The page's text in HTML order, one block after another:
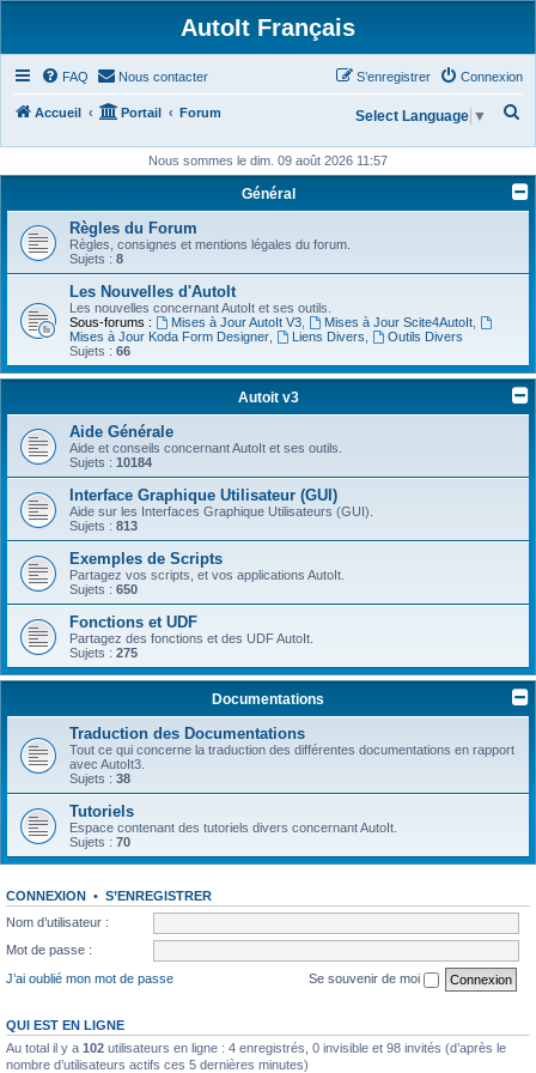
AutoIt Français
FAQ Nous contacter Connexion
S’enregistrer
Accueil Portail Forum
h
r
Select Language ▼
Nous sommes le dim. 09 août 2026 11:57
Général
Règles du Forum
Règles, consignes et mentions légales du forum.
Sujets : 8
Les Nouvelles d'AutoIt
Les nouvelles concernant AutoIt et ses outils.
Sous-forums :
Mises à Jour AutoIt V3, Mises à Jour Scite4AutoIt,
Mises à Jour Koda Form Designer
Liens Divers
Outils Divers
Sujets : 66
Autoit v3
Aide Générale
Aide et conseils concernant AutoIt et ses outils.
Sujets : 10184
Interface Graphique Utilisateur (GUI)
Aide sur les Interfaces Graphique Utilisateurs (GUI).
Sujets : 813
Exemples de Scripts
Partagez vos scripts, et vos applications AutoIt.
Sujets : 650
Fonctions et UDF
Partagez des fonctions et des UDF AutoIt.
Sujets : 275
Documentations
Traduction des Documentations
Tout ce qui concerne la traduction des différentes documentations en rapport
avec AutoIt3.
Sujets : 38
Tutoriels
Espace contenant des tutoriels divers concernant AutoIt.
Sujets : 70
CONNEXION • S’ENREGISTRER
Nom d’utilisateur :
Mot de passe :
J’ai oublié mon mot de passe
Se souvenir de moi
QUI EST EN LIGNE
Au total il y a 102 utilisateurs en ligne : 4 enregistrés, 0 invisible et 98 invités (d’après le
nombre d’utilisateurs actifs ces 5 dernières minutes)